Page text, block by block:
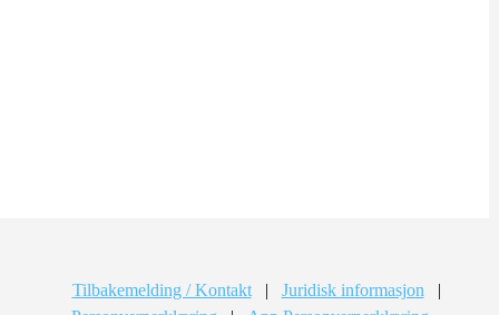
Tilbakemelding / Kontakt | Juridisk informasjon
|